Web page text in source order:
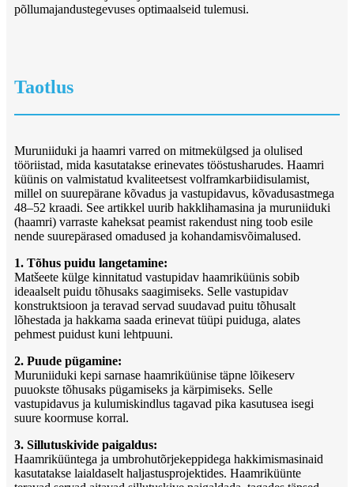
põllumajandustegevuses optimaalseid tulemusi.
Taotlus
Muruniiduki ja haamri varred on mitmekülgsed ja olulised
tööriistad, mida kasutatakse erinevates tööstusharudes. Haamri
küünis on valmistatud kvaliteetsest volframkarbiidisulamist,
millel on suurepärane kõvadus ja vastupidavus, kõvadusastmega
48–52 kraadi. See artikkel uurib hakklihamasina ja muruniiduki
(haamri) varraste kaheksat peamist rakendust ning toob esile
nende suurepärased omadused ja kohandamisvõimalused.
1. Tõhus puidu langetamine:
Matšeete külge kinnitatud vastupidav haamriküünis sobib
ideaalselt puidu tõhusaks saagimiseks. Selle vastupidav
konstruktsioon ja teravad servad suudavad puitu tõhusalt
lõhestada ja hakkama saada erinevat tüüpi puiduga, alates
pehmest puidust kuni lehtpuuni.
2. Puude pügamine:
Muruniiduki kepi sarnase haamriküünise täpne lõikeserv
puuokste tõhusaks pügamiseks ja kärpimiseks. Selle
vastupidavus ja kulumiskindlus tagavad pika kasutusea isegi
suure koormuse korral.
3. Sillutuskivide paigaldus:
Haamriküüntega ja umbrohutõrjekeppidega hakkimismasinaid
kasutatakse laialdaselt haljastusprojektides. Haamriküünte